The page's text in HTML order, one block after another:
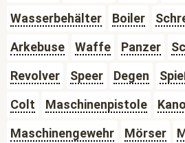
Wasserbehälter Boiler
Arkebuse
Waffe Panzer
Revolver
Speer Degen
Colt
Maschinenpistole
Maschinengewehr
Mörser